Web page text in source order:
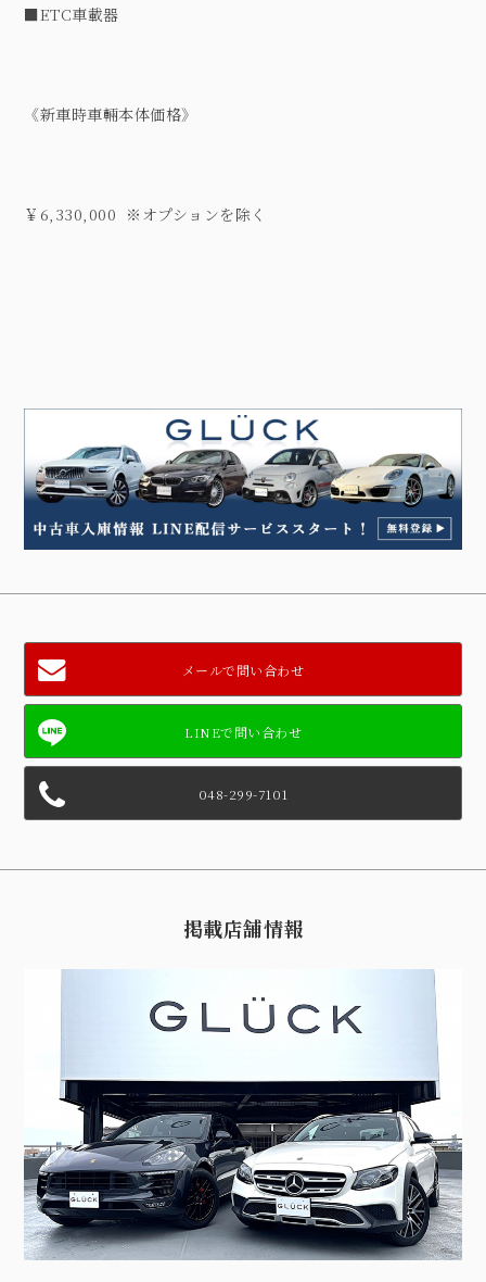
■ETC車載器
《新車時車輛本体価格》
￥6,330,000 ※オプションを除く
メールで問い合わせ
048-299-7101
掲載店舗情報